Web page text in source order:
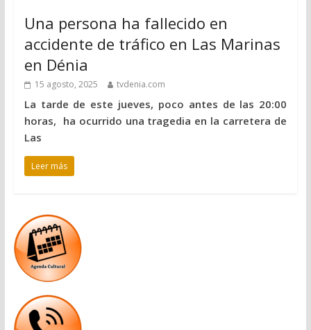
Una persona ha fallecido en
accidente de tráfico en Las Marinas
en Dénia
15 agosto, 2025 tvdenia.com
La tarde de este jueves, poco antes de las 20:00
horas, ha ocurrido una tragedia en la carretera de
Las
Leer más